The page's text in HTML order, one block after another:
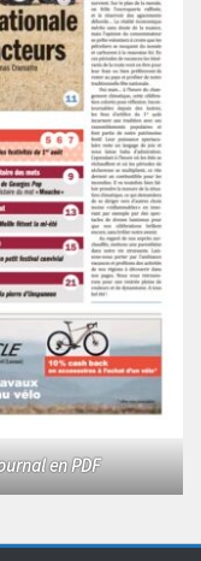
en PDF